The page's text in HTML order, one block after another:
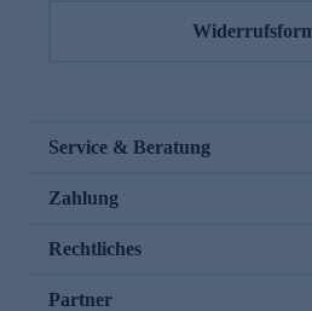
Service & Beratung
Zahlung
Rechtliches
Partner